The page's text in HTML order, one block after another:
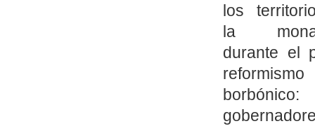
los
la
durante el
reformismo
borbónico: